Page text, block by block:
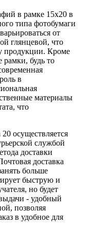
в рамке 15х20 в
типа фотобумаги
от
глянцевой, что
продукции. Кроме
рамки, будь то
в
материалы
что
осуществляется
службой
доставки
доставка
больше
быструю и
но будет
- удобный
позволяя
в удобное для